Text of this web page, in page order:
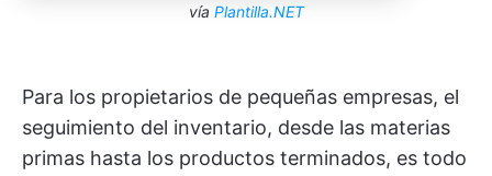
vía Plantilla.NET
Para los propietarios de pequeñas empresas, el
seguimiento del inventario, desde las materias
primas hasta los productos terminados, es todo